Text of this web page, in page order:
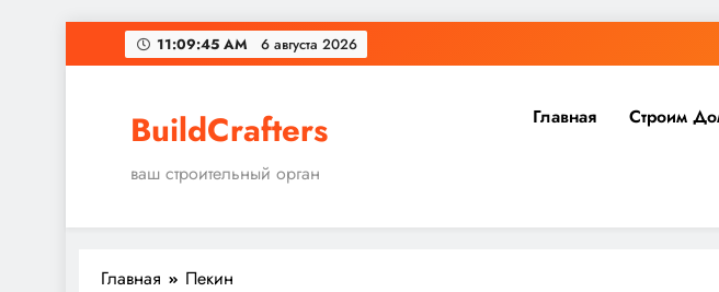
Перейти
к
11:09:46 AM 6 августа 2026
BuildCrafters
ваш строительный орган
Главная Строим
Главная Пекин